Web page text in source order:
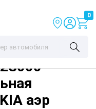
0
аэр